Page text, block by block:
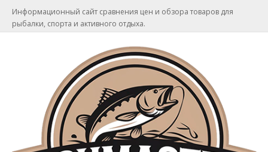
Информационный сайт сравнения цен и обзора товаров для
рыбалки, спорта и активного отдыха.